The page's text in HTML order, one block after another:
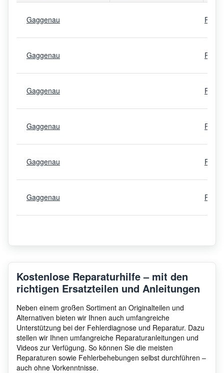
Gaggenau
Gaggenau
Gaggenau
Gaggenau
Gaggenau
Gaggenau
Gaggenau
Gaggenau
Kostenlose Reparaturhilfe – mit den
richtigen Ersatzteilen und Anleitungen
Neben einem großen Sortiment an Originalteilen und
Alternativen bieten wir Ihnen auch umfangreiche
Unterstützung bei der Fehlerdiagnose und Reparatur. Dazu
stellen wir Ihnen umfangreiche Reparaturanleitungen und
Videos zur Verfügung. So können Sie die meisten
Reparaturen sowie Fehlerbehebungen selbst durchführen –
auch ohne Vorkenntnisse.